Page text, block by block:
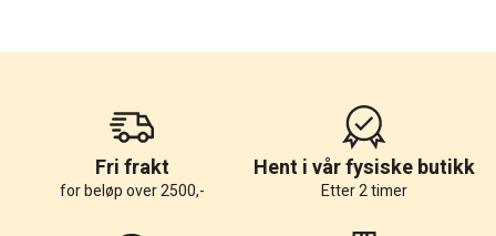
Fri frakt
for beløp over 2500,-
Hent i vår fysiske butikk
Etter 2 timer